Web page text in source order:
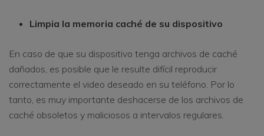
Limpia la memoria caché de su dispositivo
En caso de que su dispositivo tenga archivos de caché
dañados, es posible que le resulte difícil reproducir
correctamente el video deseado en su teléfono. Por lo
tanto, es muy importante deshacerse de los archivos de
caché obsoletos y maliciosos a intervalos regulares.